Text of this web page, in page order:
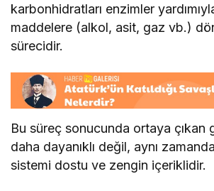
karbonhidratları enzimler
maddelere (alkol, asit, gaz vb.)
sürecidir.
Bu süreç sonucunda ortaya çıkan
daha dayanıklı değil, aynı
sistemi dostu ve zengin içeriklidir.